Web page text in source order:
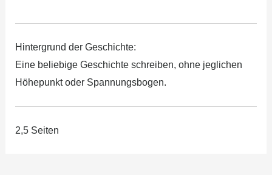
Hintergrund der Geschichte:
Eine beliebige Geschichte schreiben, ohne jeglichen
Höhepunkt oder Spannungsbogen.
2,5 Seiten